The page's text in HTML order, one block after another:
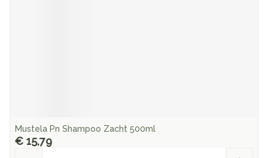
Mustela Pn Shampoo Zacht 500ml
€ 15,79